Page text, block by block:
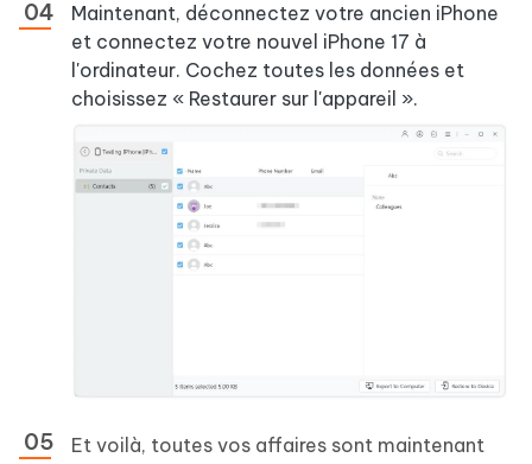
Maintenant, déconnectez votre ancien iPhone
et connectez votre nouvel iPhone 17 à
l'ordinateur. Cochez toutes les données et
choisissez « Restaurer sur l'appareil ».
Et voilà, toutes vos affaires sont maintenant